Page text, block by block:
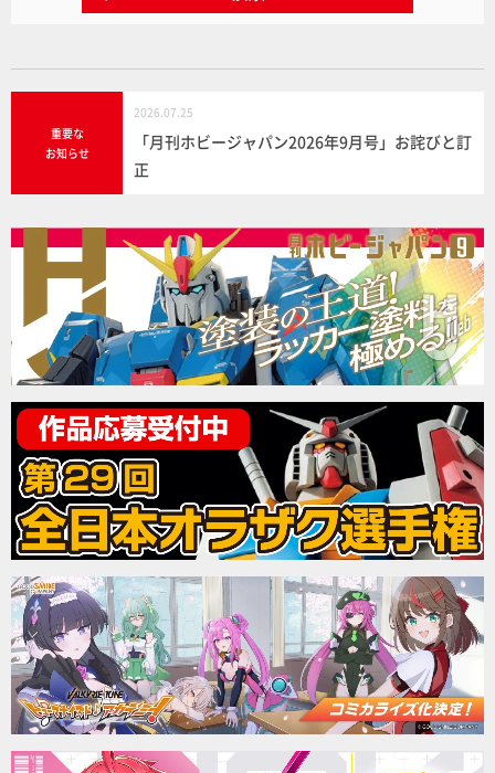
重要な
お知らせ
2026.07.25
「月刊ホビージャパン2026年9月号」お詫びと訂
正